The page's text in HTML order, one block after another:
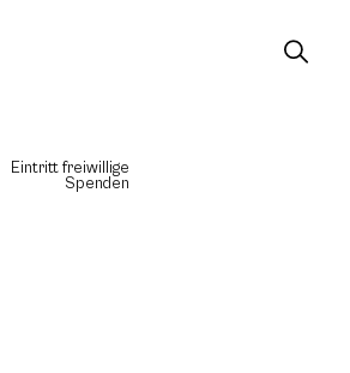
Eintritt freiwillige
Spenden